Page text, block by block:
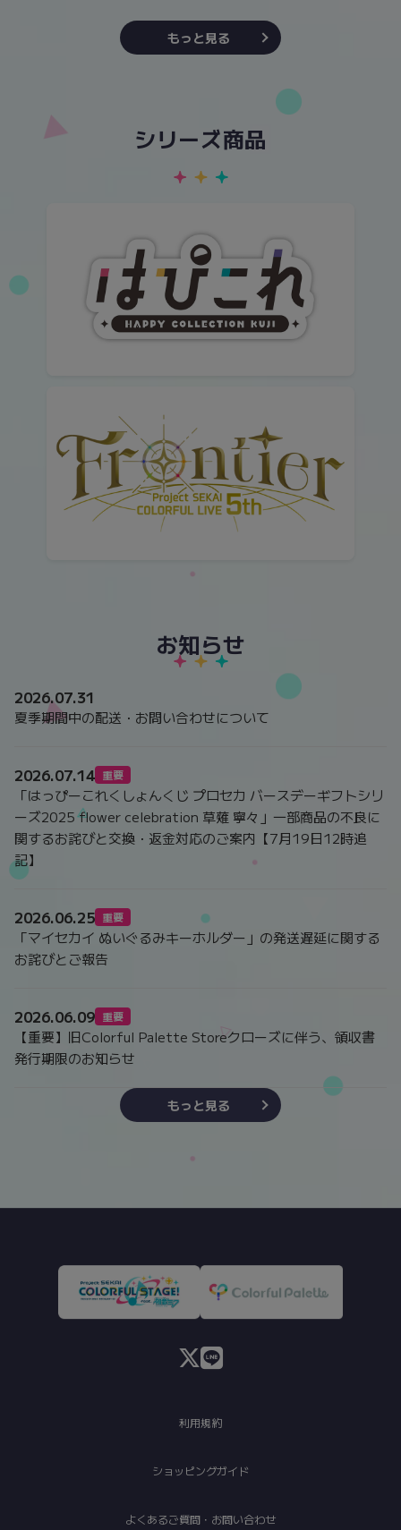
もっと見る
シリーズ商品
お知らせ
2026.07.31
夏季期間中の配送・お問い合わせについて
2026.07.14 重要
「はっぴーこれくしょんくじ プロセカ バースデーギフトシリ
ーズ2025 flower celebration 草薙 寧々」一部商品の不良に
関するお詫びと交換・返金対応のご案内【7月19日12時追
記】
2026.06.25 重要
「マイセカイ ぬいぐるみキーホルダー」の発送遅延に関する
お詫びとご報告
2026.06.09 重要
【重要】旧Colorful Palette Storeクローズに伴う、領収書
発行期限のお知らせ
もっと見る
利用規約
ショッピングガイド
よくあるご質問・お問い合わせ